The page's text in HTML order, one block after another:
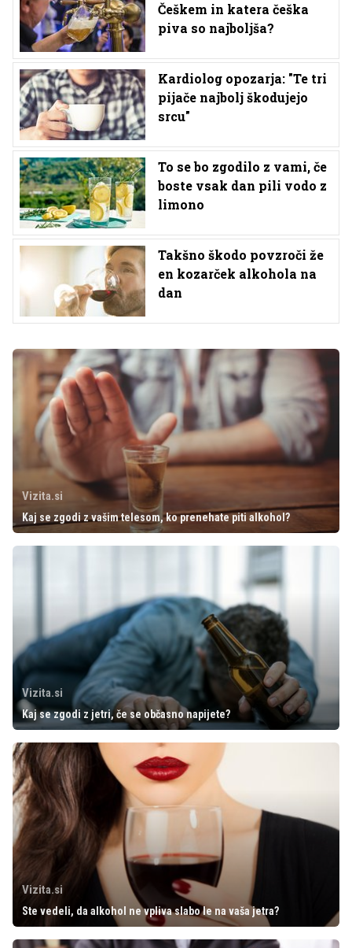
Češkem in katera češka
piva so najboljša?
Kardiolog opozarja: "Te tri
pijače najbolj škodujejo
srcu"
To se bo zgodilo z vami, če
boste vsak dan pili vodo z
limono
Takšno škodo povzroči že
en kozarček alkohola na
dan
Vizita.si
Kaj se zgodi z vašim telesom, ko prenehate piti alkohol?
Vizita.si
Kaj se zgodi z jetri, če se občasno napijete?
Vizita.si
Ste vedeli, da alkohol ne vpliva slabo le na vaša jetra?